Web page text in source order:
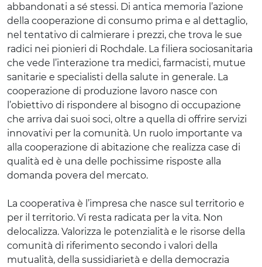
abbandonati a sé stessi. Di antica memoria l’azione
della cooperazione di consumo prima e al dettaglio,
nel tentativo di calmierare i prezzi, che trova le sue
radici nei pionieri di Rochdale. La filiera sociosanitaria
che vede l’interazione tra medici, farmacisti, mutue
sanitarie e specialisti della salute in generale. La
cooperazione di produzione lavoro nasce con
l’obiettivo di rispondere al bisogno di occupazione
che arriva dai suoi soci, oltre a quella di offrire servizi
innovativi per la comunità. Un ruolo importante va
alla cooperazione di abitazione che realizza case di
qualità ed è una delle pochissime risposte alla
domanda povera del mercato.
La cooperativa è l’impresa che nasce sul territorio e
per il territorio. Vi resta radicata per la vita. Non
delocalizza. Valorizza le potenzialità e le risorse della
comunità di riferimento secondo i valori della
mutualità, della sussidiarietà e della democrazia